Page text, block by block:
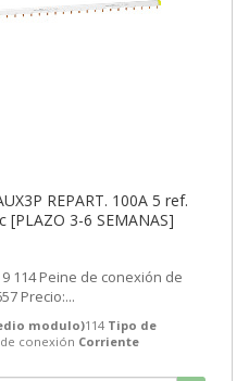
REPART. 100A 5 ref.
[PLAZO 3-6 SEMANAS]
9 114 Peine de conexión de
Precio:...
modulo)114 Tipo de
conexión Corriente